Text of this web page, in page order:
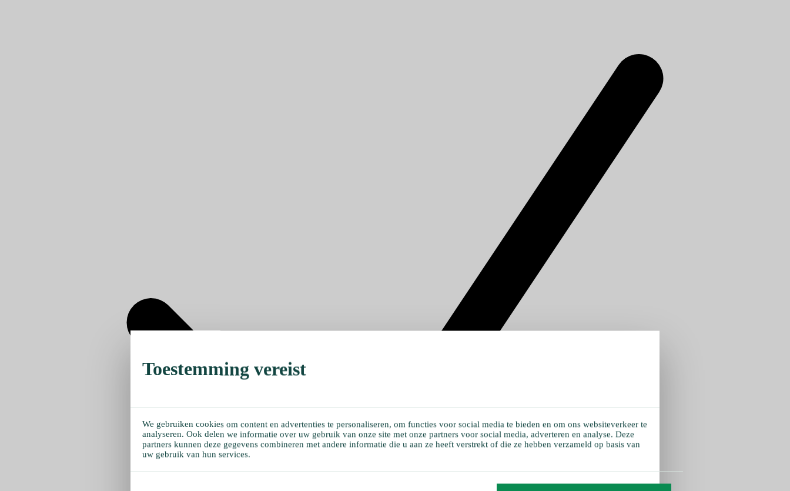
Toestemming vereist
We gebruiken cookies om content en advertenties te personaliseren, om functies voor social media te bieden en om ons websiteverkeer te
analyseren. Ook delen we informatie over uw gebruik van onze site met onze partners voor social media, adverteren en analyse. Deze
partners kunnen deze gegevens combineren met andere informatie die u aan ze heeft verstrekt of die ze hebben verzameld op basis van
uw gebruik van hun services.